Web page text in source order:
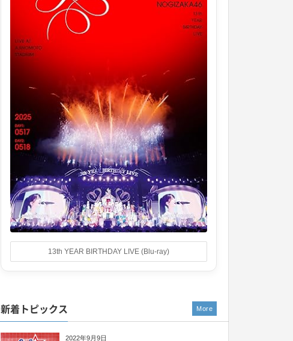
13th YEAR BIRTHDAY LIVE (Blu-ray)
新着トピックス
2022年9月9日
More